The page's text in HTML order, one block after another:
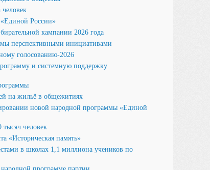
России»
кампании 2026 года
перспективными инициативами
голосованию-2026
и системную поддержку
на жильё в общежитиях
новой народной программы «Единой
человек
«Историческая память»
в школах 1,1 миллиона учеников по